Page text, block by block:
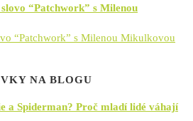
“Patchwork” s Milenou Mikulkovou
NA BLOGU